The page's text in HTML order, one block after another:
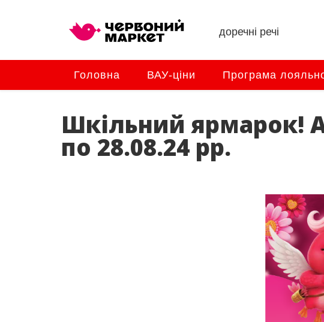
доречні речі
Головна ВАУ-ціни Програма
Шкільний ярмарок!
по 28.08.24 рр.